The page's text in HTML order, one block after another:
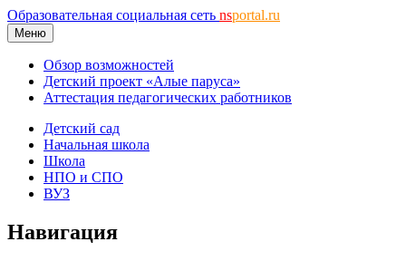
Образовательная социальная сеть nsportal.ru
Меню
Обзор возможностей
Детский проект «Алые паруса»
Аттестация педагогических работников
Детский сад
Начальная школа
Школа
НПО и СПО
ВУЗ
Навигация